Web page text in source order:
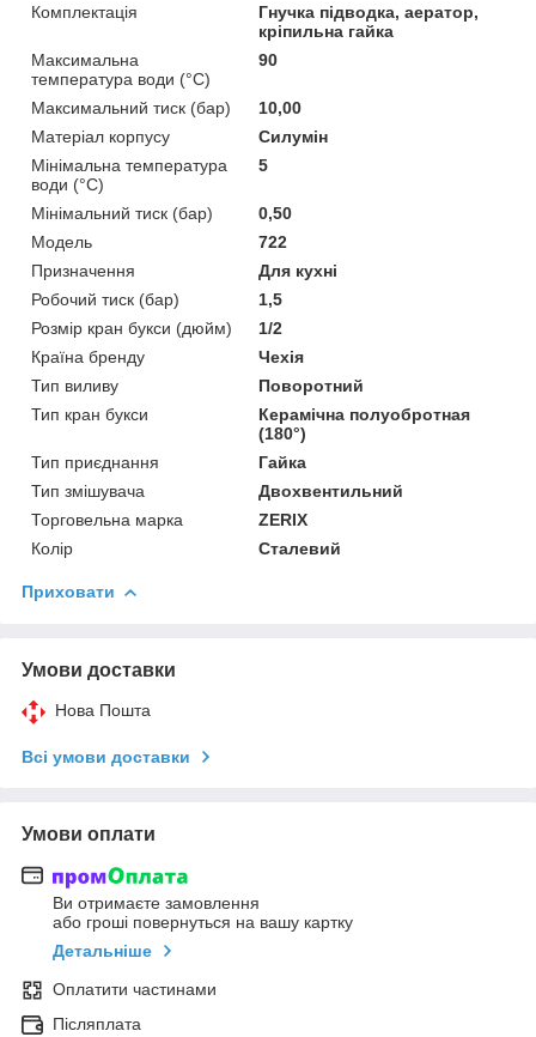
Комплектація
Гнучка підводка, аератор,
кріпильна гайка
Максимальна
температура води (°C)
90
Максимальний тиск (бар)
10,00
Матеріал корпусу
Силумін
Мінімальна температура
води (°C)
5
Мінімальний тиск (бар)
0,50
Модель
722
Призначення
Для кухні
Робочий тиск (бар)
1,5
Розмір кран букси (дюйм)
1/2
Країна бренду
Чехія
Тип виливу
Поворотний
Тип кран букси
Керамічна полуобротная
(180°)
Тип приєднання
Гайка
Тип змішувача
Двохвентильний
Торговельна марка
ZERIX
Колір
Сталевий
Приховати
Умови доставки
Нова Пошта
Всі умови доставки
Умови оплати
Ви отримаєте замовлення
або гроші повернуться на вашу картку
Детальніше
Оплатити частинами
Післяплата